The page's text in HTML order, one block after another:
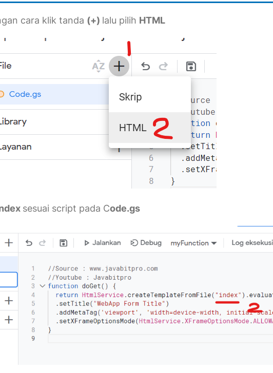
cara klik tanda (+) lalu pilih HTML
sesuai script pada Code.gs